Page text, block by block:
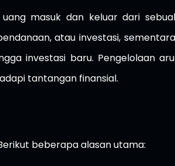
masuk dan keluar dari
atau investasi,
investasi baru. Pengelolaan
tantangan finansial.
beberapa alasan utama: